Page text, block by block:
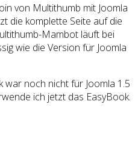
von Multithumb mit Joomla
die komplette Seite auf die
Mambot läuft bei
wie die Version für Joomla
noch nicht für Joomla 1.5
ich jetzt das EasyBook.